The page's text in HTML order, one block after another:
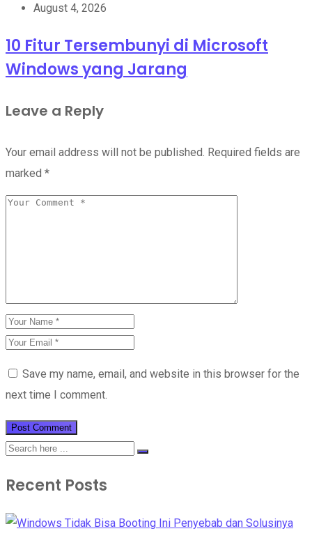
August 4, 2026
10 Fitur Tersembunyi di Microsoft
Windows yang Jarang
Leave a Reply
Your email address will not be published. Required fields are
marked *
Save my name, email, and website in this browser for the
next time I comment.
Recent Posts